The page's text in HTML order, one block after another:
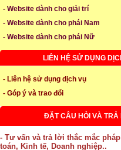
- Website dành cho giải trí
- Website dành cho phái Nam
- Website dành cho phái Nữ
LIÊN HỆ SỬ DỤNG
- Liên hệ sử dụng dịch vụ
- Góp ý và trao đổi
ĐẶT CÂU HỎI VÀ TRẢ
- Tư vấn và trả lời thắc mắc
toán, Kinh tế, Doanh nghiệp..